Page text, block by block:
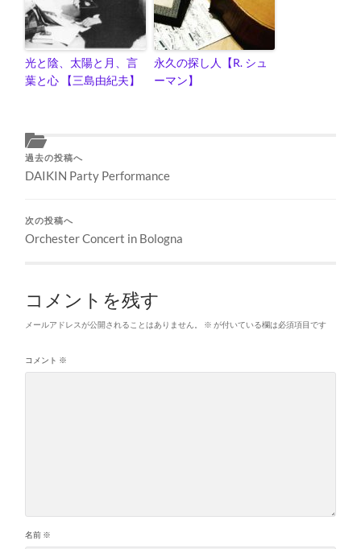
光と陰、太陽と月、言
葉と心 【三島由紀夫】
永久の探し人【R. シュ
ーマン】
過去の投稿へ
DAIKIN Party Performance
次の投稿へ
Orchester Concert in Bologna
コメントを残す
メールアドレスが公開されることはありません。 ※ が付いている欄は必須項目です
コメント ※
名前 ※